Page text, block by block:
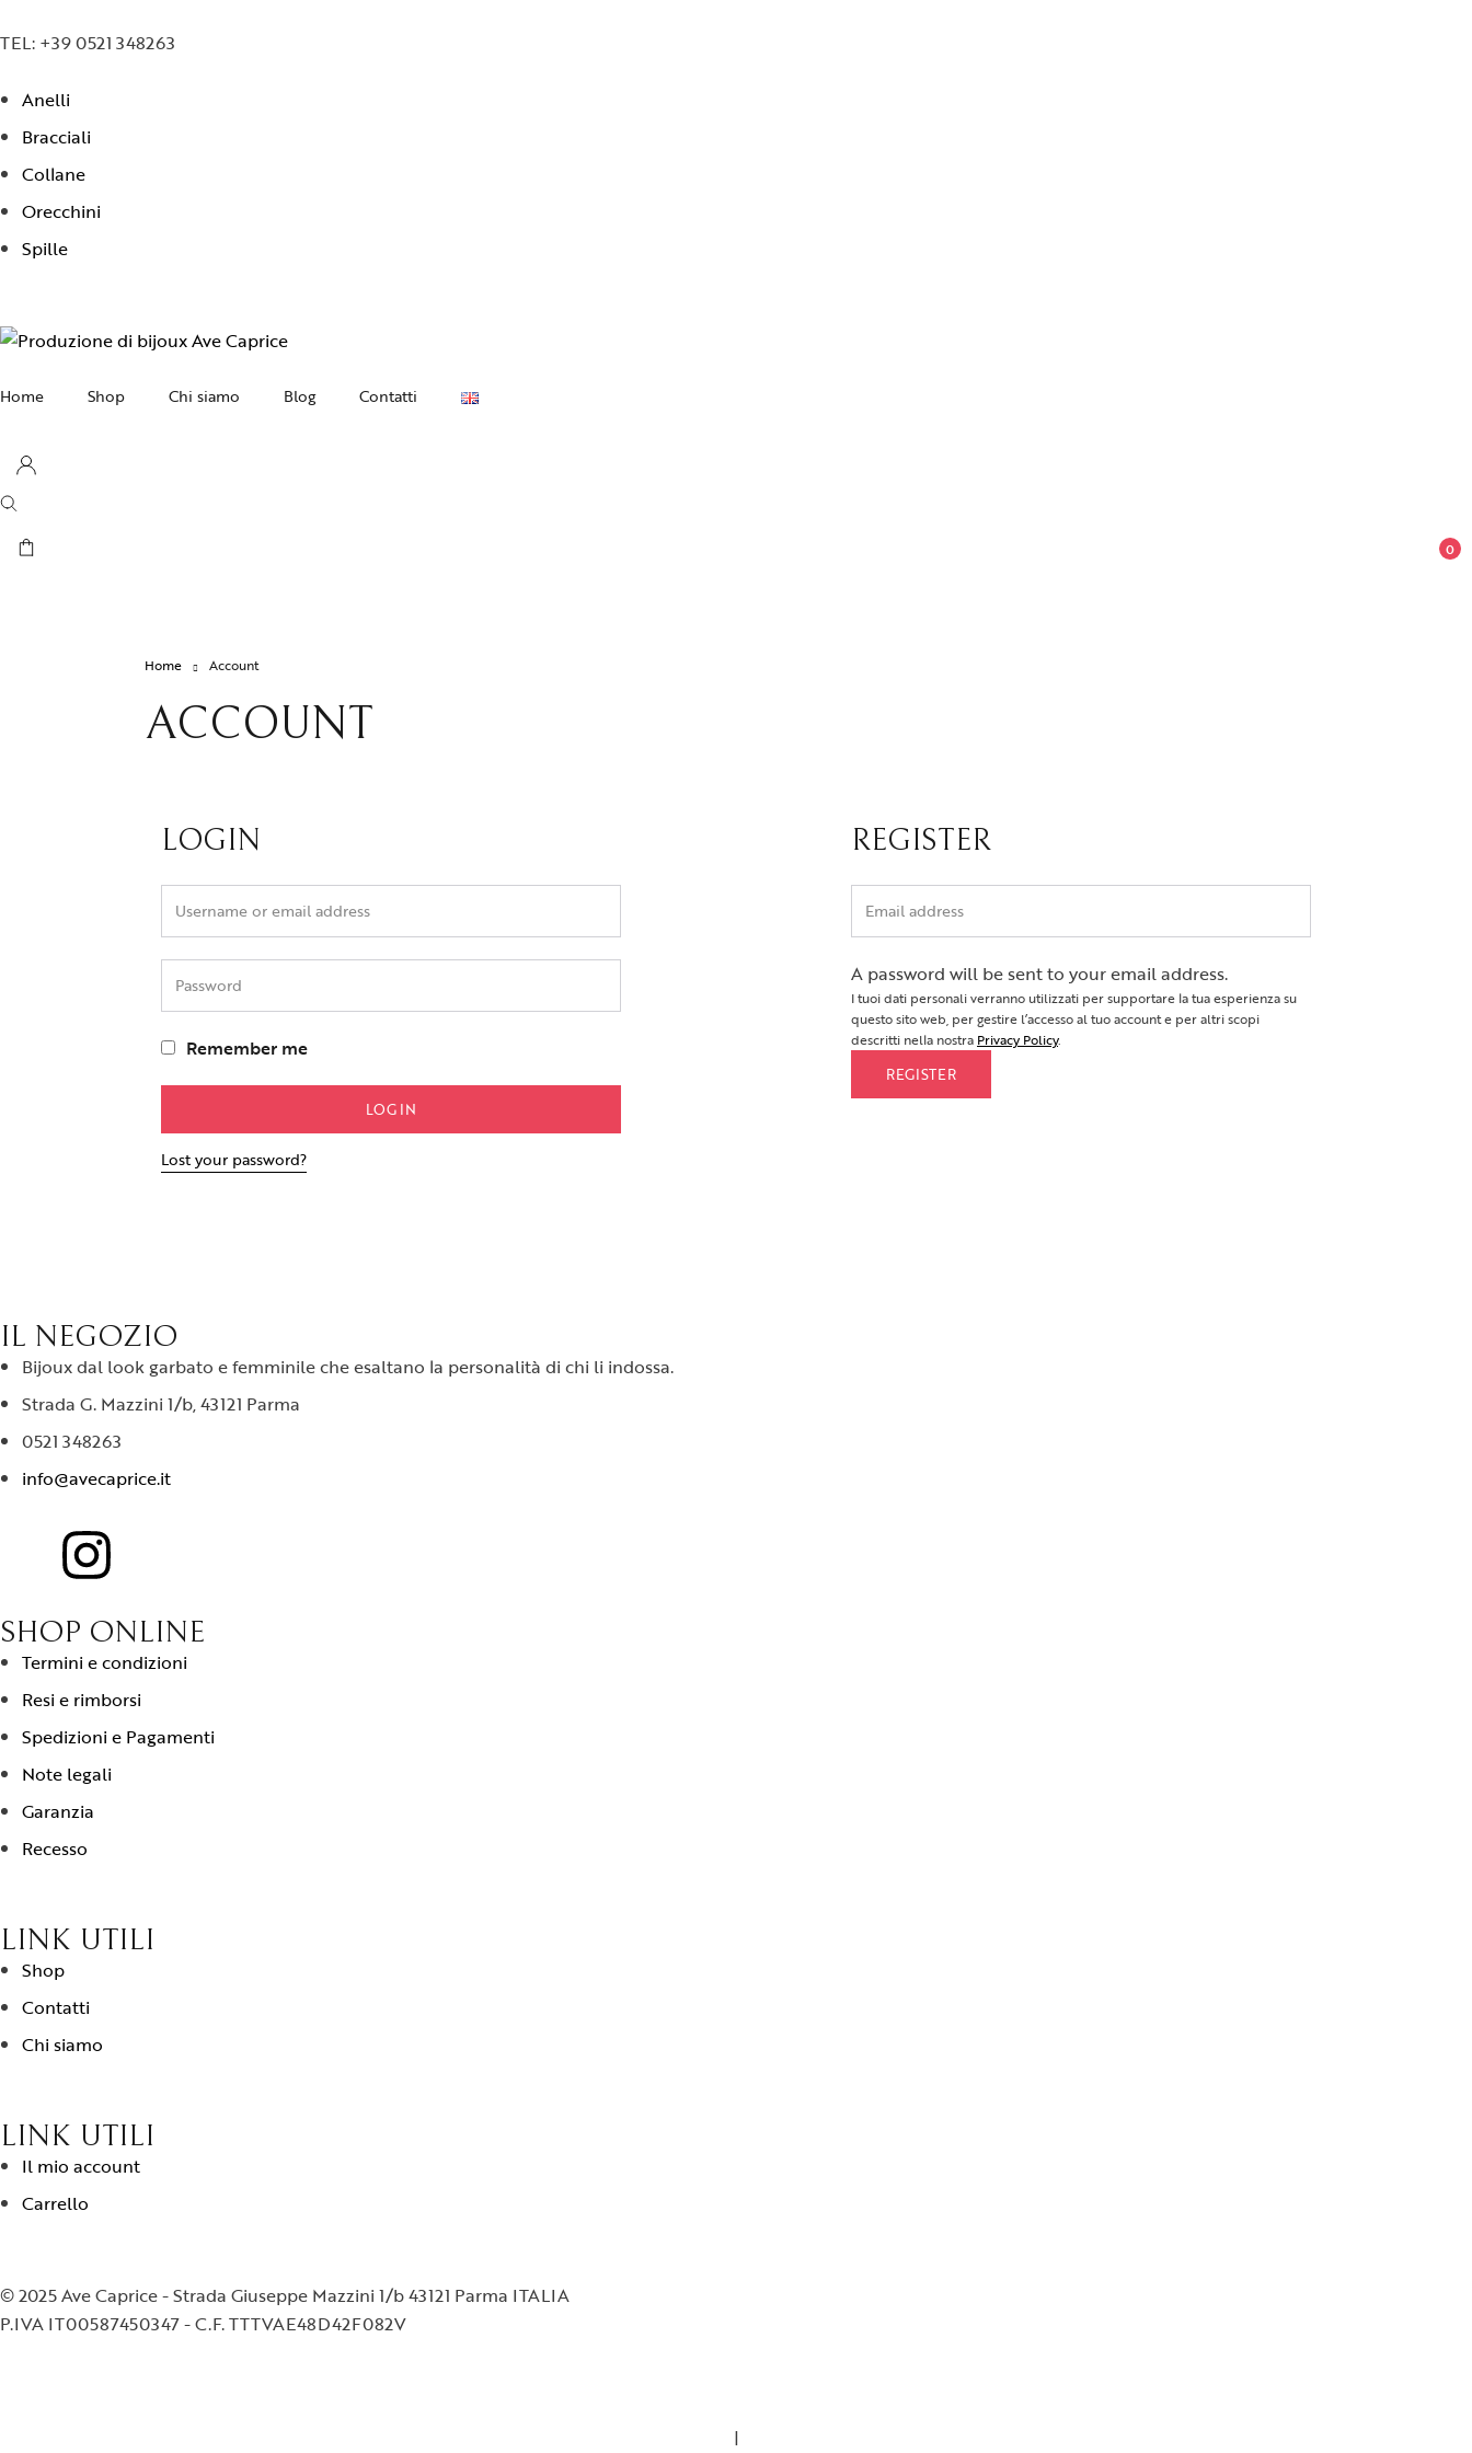
TEL: +39 0521 348263
Anelli
Bracciali
Collane
Orecchini
Spille
Home Shop Chi siamo Blog Contatti
0
Home Account
ACCOUNT
LOGIN
Remember me
LOG IN
Lost your password?
REGISTER
A password will be sent to your email address.
I tuoi dati personali verranno utilizzati per supportare la tua esperienza su
questo sito web, per gestire l’accesso al tuo account e per altri scopi
descritti nella nostra Privacy Policy.
REGISTER
IL NEGOZIO
Bijoux dal look garbato e femminile che esaltano la personalità di chi li indossa.
Strada G. Mazzini 1/b, 43121 Parma
0521 348263
info@avecaprice.it
SHOP ONLINE
Termini e condizioni
Resi e rimborsi
Spedizioni e Pagamenti
Note legali
Garanzia
Recesso
LINK UTILI
Shop
Contatti
Chi siamo
LINK UTILI
Il mio account
Carrello
© 2025 Ave Caprice - Strada Giuseppe Mazzini 1/b 43121 Parma ITALIA
P.IVA IT00587450347 - C.F. TTTVAE48D42F082V
|